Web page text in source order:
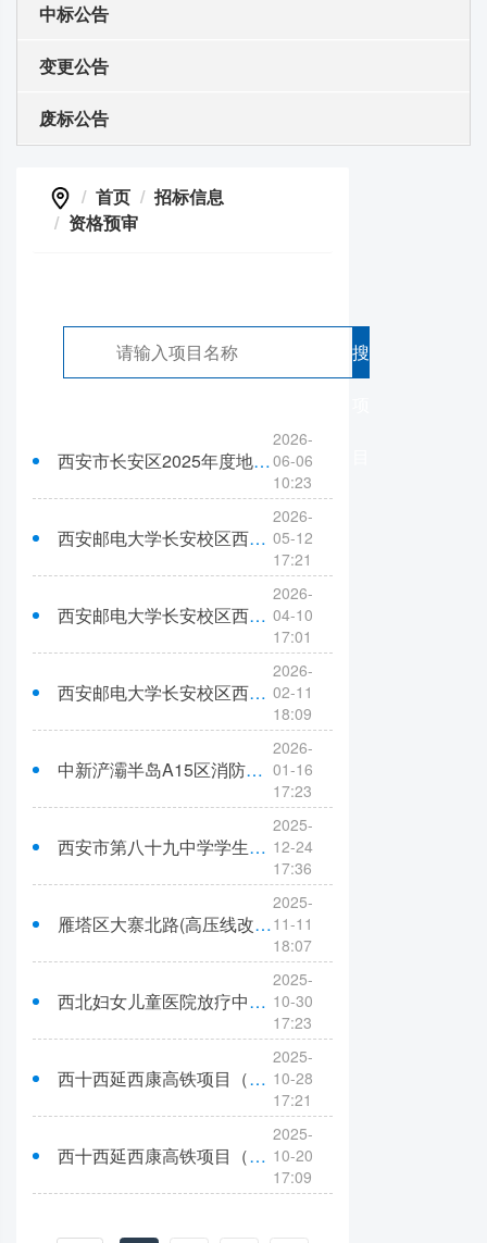
中标公告
变更公告
废标公告
首页
招标信息
资格预审
搜
西安市长安区2025年度地质灾害治理项目(II)资格预审公告
2026-
06-06
10:23
西安邮电大学长安校区西区7号学生公寓楼建设项目监理（二次）资格预审公告
2026-
05-12
17:21
西安邮电大学长安校区西区7号学生公寓楼建设项目施工总承包资格预审公告
2026-
04-10
17:01
西安邮电大学长安校区西区7号学生公寓楼建设项目监理资格预审公告
2026-
02-11
18:09
中新浐灞半岛A15区消防系统维修工程资格预审公告
2026-
01-16
17:23
西安市第八十九中学学生宿管楼建设项目设计项目资格预审公告
2025-
12-24
17:36
雁塔区大寨北路(高压线改迁)市政工程EPC总承包（二次）资格预审公告
2025-
11-11
18:07
西北妇女儿童医院放疗中心建设项目资格预审公告
2025-
10-30
17:23
西十西延西康高铁项目（灞桥段）豁口村安置地“三通一平”建设工程项目（二次）资格预审公告
2025-
10-28
17:21
西十西延西康高铁项目（灞桥段）豁口村安置地“三通一平”建设工程项目资格预审公告
2025-
10-20
17:09